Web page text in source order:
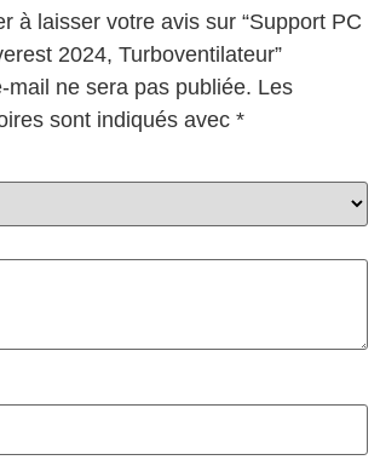
à laisser votre avis sur “Support PC
2024, Turboventilateur”
mail ne sera pas publiée. Les
sont indiqués avec *